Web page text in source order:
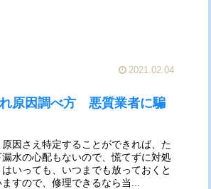
2021.02.04
原因調べ方 悪質業者に騙
因さえ特定することができれば、た
水の心配もないので、慌てずに対処
いっても、いつまでも放っておくと
すので、修理できるなら当...